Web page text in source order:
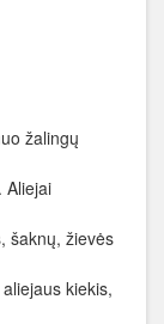
žalingų
Aliejai
šaknų, žievės
kiekis,